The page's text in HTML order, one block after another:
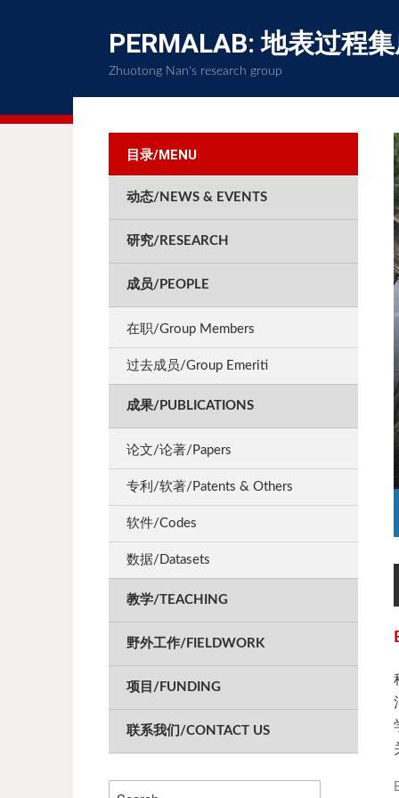
PERMALAB: 地表过程
Zhuotong Nan's research group
系统; 3. 地学科学数据共享
目录/MENU
动态/NEWS & EVENTS
研究/RESEARCH
成员/PEOPLE
在职/Group Members
过去成员/Group Emeriti
成果/PUBLICATIONS
论文/论著/Papers
专利/软著/Patents & Others
软件/Codes
数据/Datasets
教学/TEACHING
野外工作/FIELDWORK
项目/FUNDING
联系我们/CONTACT US